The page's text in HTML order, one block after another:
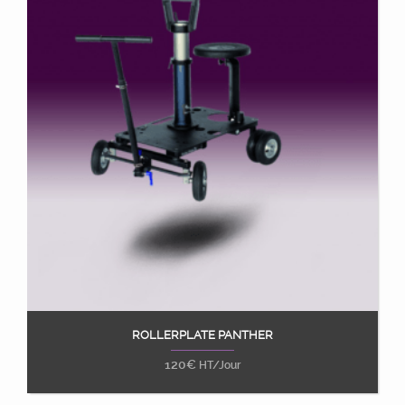
Ajouter au panier
ROLLERPLATE PANTHER
120€ HT/Jour